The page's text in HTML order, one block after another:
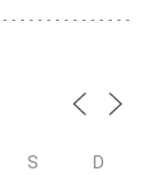
S D